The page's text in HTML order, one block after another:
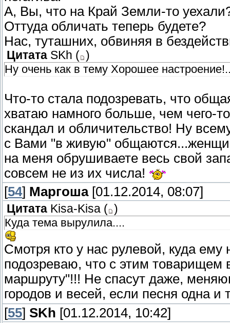
А, Вы, что на Край Земли-то
Оттуда обличать теперь будете?
Нас, туташних, обвиняя в
Цитата SKh ( )
Ну очень как в тему Хорошее
Что-то стала подозревать, что
хватаю намного больше, чем чего-
скандал и обличительство! Ну
с Вами "в живую"
на меня обрушиваете весь свой
совсем не из их числа!
[54] Маргоша[01.12.2014, 08:07]
Цитата Kisa-Kisa ( )
Куда тема вырулила....
Смотря кто у нас рулевой, куда ему
подозреваю, что с этим товарищем
маршруту"!!! Не спасут даже,
городов и весей, если песня одна и
[55] SKh [01.12.2014, 10:42]